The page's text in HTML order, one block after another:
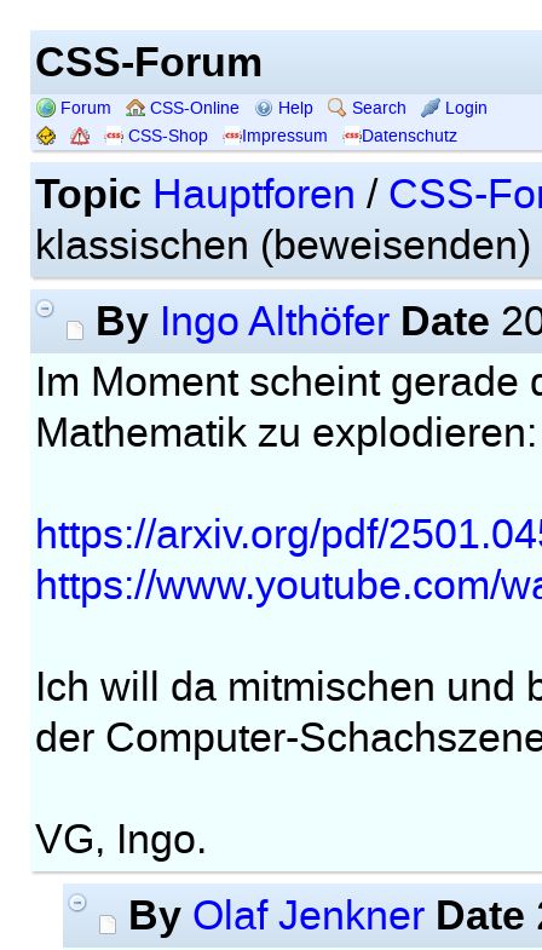
CSS-Forum
Forum CSS-Online Help Search
Login
CSS-Shop
Impressum Datenschutz
Topic Hauptforen / CSS-
klassischen
By Ingo Althöfer Date
Im Moment scheint
Mathematik zu explodieren:
https://arxiv.org/pdf/
https://www.youtube.com/
Ich will da mitmischen und
der Computer-
VG, Ingo.
By Olaf Jenkner Date